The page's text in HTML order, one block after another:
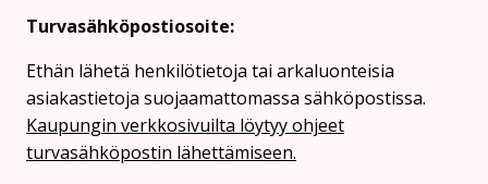
Turvasähköpostiosoite:
Ethän lähetä henkilötietoja tai arkaluonteisia
asiakastietoja suojaamattomassa sähköpostissa.
Kaupungin verkkosivuilta löytyy ohjeet
turvasähköpostin lähettämiseen.